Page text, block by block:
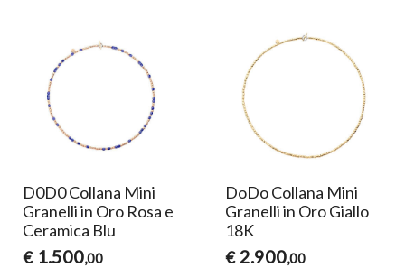
D0D0 Collana Mini
Granelli in Oro Rosa e
Ceramica Blu
€ 1.500,00
DoDo Collana Mini
Granelli in Oro Giallo
18K
€ 2.900,00